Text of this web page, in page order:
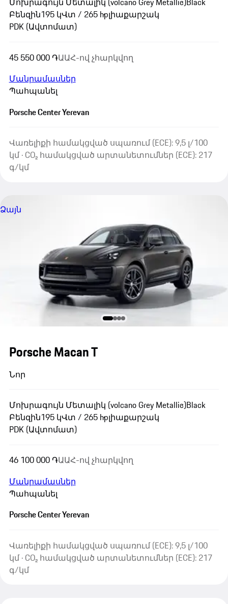
Բենզին195 կՎտ / 265 hpլիաքարշակ
PDK (Ավտոմատ)
45 550 000 ֏ԱԱՀ-ով չհարկվող
Մանրամասներ
Պահպանել
Porsche Center Yerevan
Վառելիքի համակցված սպառում (ECE): 9,5 լ/100
կմ · CO₂ համակցված արտանետումներ (ECE): 217
գ/կմ
Ձայն
Porsche Macan T
Նոր
Մոխրագույն Մետալիկ (volcano Grey Metallic)Black
Բենզին195 կՎտ / 265 hpլիաքարշակ
PDK (Ավտոմատ)
46 100 000 ֏ԱԱՀ-ով չհարկվող
Մանրամասներ
Պահպանել
Porsche Center Yerevan
Վառելիքի համակցված սպառում (ECE): 9,5 լ/100
կմ · CO₂ համակցված արտանետումներ (ECE): 217
գ/կմ